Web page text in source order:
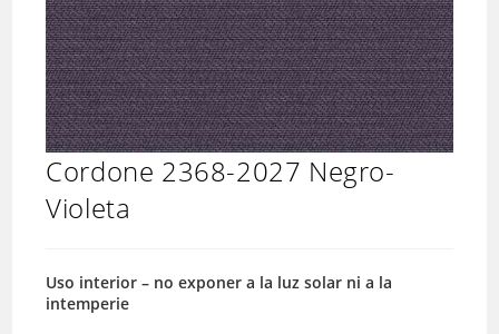
Cordone 2368-2027 Negro-
Violeta
Uso interior – no exponer a la luz solar ni a la
intemperie